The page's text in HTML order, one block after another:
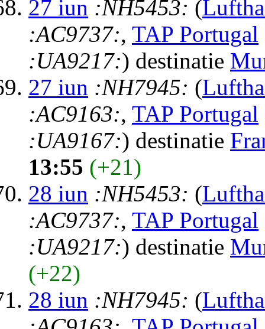
27 iun :NH5453: (
:AC9737:, TAP Portugal
:UA9217:) destinatie
27 iun :NH7945: (
:AC9163:, TAP Portugal
:UA9167:) destinatie
13:55 (+21)
28 iun :NH5453: (
:AC9737:, TAP Portugal
:UA9217:) destinatie
(+22)
28 iun :NH7945: (